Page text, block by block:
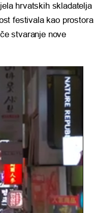
hrvatskih skladatelja
festivala kao prostora
stvaranje nove